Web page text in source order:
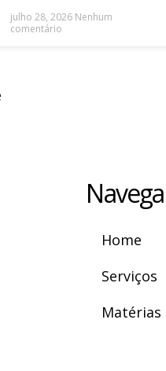
julho 28, 2026 Nenhum
comentário
Home
Serviços
Matérias